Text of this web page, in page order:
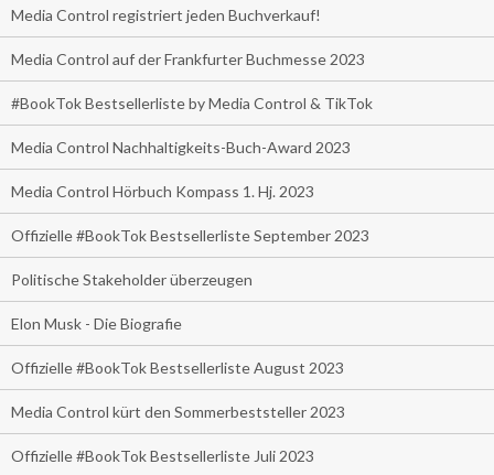
Media Control registriert jeden Buchverkauf!
Media Control auf der Frankfurter Buchmesse 2023
#BookTok Bestsellerliste by Media Control & TikTok
Media Control Nachhaltigkeits-Buch-Award 2023
Media Control Hörbuch Kompass 1. Hj. 2023
Offizielle #BookTok Bestsellerliste September 2023
Politische Stakeholder überzeugen
Elon Musk - Die Biografie
Offizielle #BookTok Bestsellerliste August 2023
Media Control kürt den Sommerbeststeller 2023
Offizielle #BookTok Bestsellerliste Juli 2023